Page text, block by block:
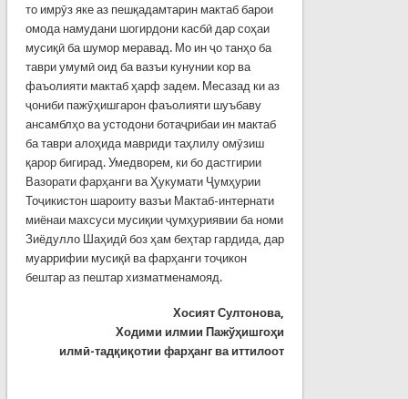
то имрӯз яке аз пешқадамтарин мактаб барои
омода намудани шогирдони касбӣ дар соҳаи
мусиқӣ ба шумор меравад. Мо ин ҷо танҳо ба
таври умумӣ оид ба вазъи кунунии кор ва
фаъолияти мактаб ҳарф задем. Месазад ки аз
ҷониби пажӯҳишгарон фаъолияти шуъбаву
ансамблҳо ва устодони ботаҷрибаи ин мактаб
ба таври алоҳида мавриди таҳлилу омӯзиш
қарор бигирад. Умедворем, ки бо дастгирии
Вазорати фарҳанги ва Ҳукумати Ҷумҳурии
Тоҷикистон шароиту вазъи Мактаб-интернати
миёнаи махсуси мусиқии ҷумҳуриявии ба номи
Зиёдулло Шаҳидӣ боз ҳам беҳтар гардида, дар
муаррифии мусиқӣ ва фарҳанги тоҷикон
бештар аз пештар хизматменамояд.
Хосият Султонова,
Ходими илмии Пажўҳишгоҳи
илмӣ-тадқиқотии фарҳанг ва иттилоот